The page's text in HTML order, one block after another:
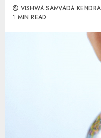
VISHWA SAMVADA KENDRA
1 MIN READ